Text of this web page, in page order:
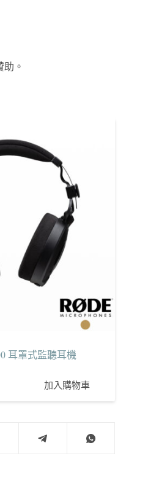
。
耳罩式監聽耳機
加入購物車